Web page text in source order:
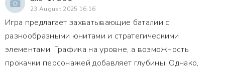
23 August 2025 16:16
Игра предлагает захватывающие баталии с
разнообразными юнитами и стратегическими
элементами. Графика на уровне, а возможность
прокачки персонажей добавляет глубины. Однако,